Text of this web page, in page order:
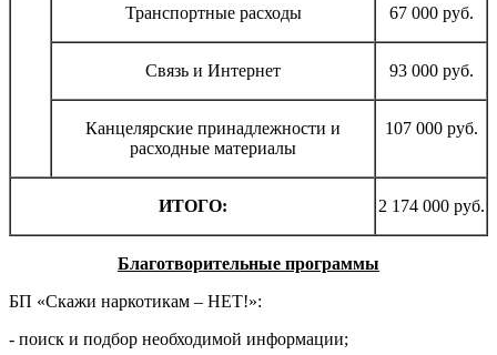
Транспортные расходы 67 000 руб.
Связь и Интернет 93 000 руб.
Канцелярские принадлежности и
расходные материалы
107 000 руб.
ИТОГО: 2 174 000 руб.
Благотворительные программы
БП «Скажи наркотикам – НЕТ!»:
- поиск и подбор необходимой информации;